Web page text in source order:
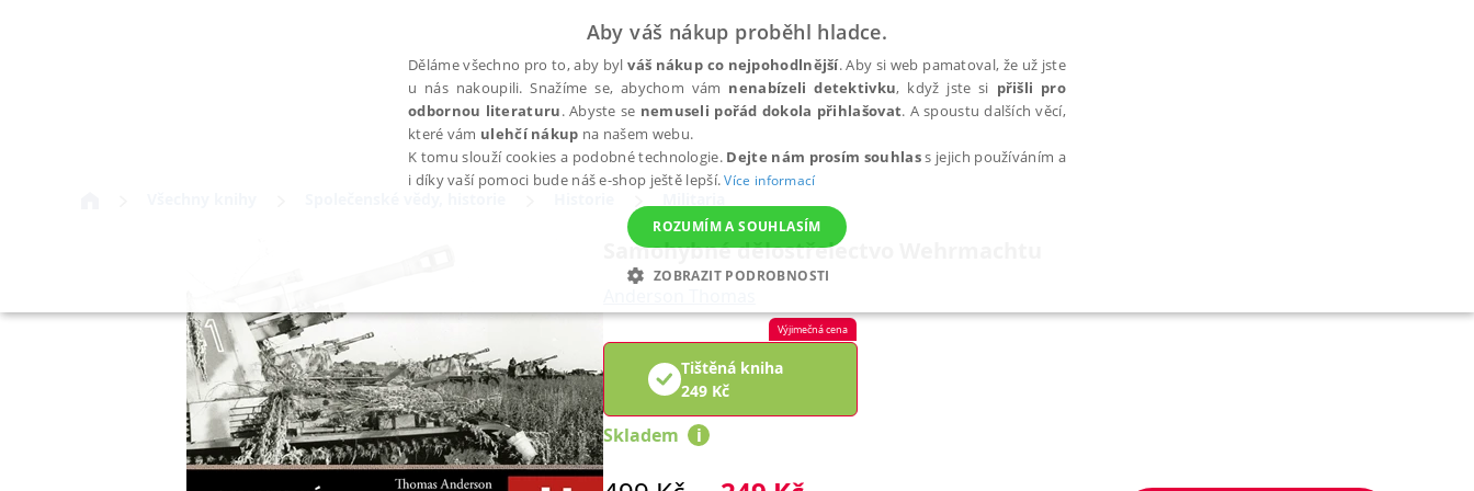
Samohybné dělostřelectvo Wehrmachtu
Výjimečná cena
Tištěná kniha
249 Kč
Skladem i
Aby váš nákup proběhl hladce.
Děláme všechno pro to, aby bylváš nákup co nejpohodlnější. Aby si web pamatoval, že už jste
u nás nakoupili. Snažíme se, abychom vám nenabízeli detektivku, když jste si přišli pro
odbornou literaturu. Abyste se nemuseli pořád dokola přihlašovat. A spoustu dalších věcí,
které vám ulehčí nákup na našem webu.
K tomu slouží cookies a podobné technologie. Dejte nám prosím souhlass jejich používáním a
i díky vaší pomoci bude náš e-shop ještě lepší.Více informací
ROZUMÍM A SOUHLASÍM
ZOBRAZIT PODROBNOSTI
NEZBYTNÉ ANALYTICKÉ MARKETINGOVÉ FUNKČNÍ NEZAŘAZENÉ SOUBORY
Nezbytné Analytické
Nezbytně nutné soubory cookie umožňují základní funkce webových stránek, jako je přihlášení uživatele a správa účtu. Webové stránky nelze bez nezbytně nutných souborů cookie správně používat.
Provider /